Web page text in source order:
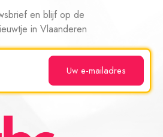
en blijf op de
in Vlaanderen